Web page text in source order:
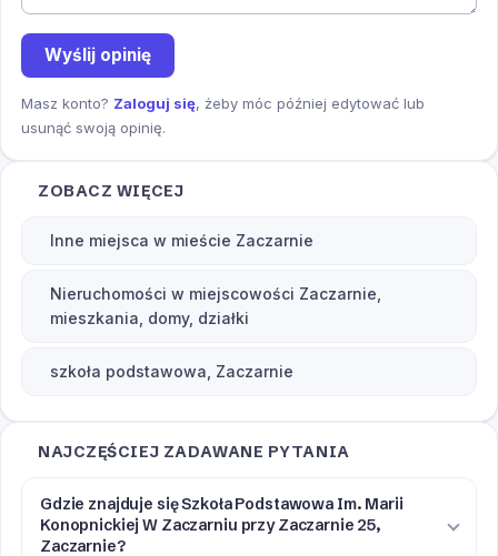
Wyślij opinię
Masz konto? Zaloguj się, żeby móc później edytować lub
usunąć swoją opinię.
ZOBACZ WIĘCEJ
Inne miejsca w mieście Zaczarnie
Nieruchomości w miejscowości Zaczarnie,
mieszkania, domy, działki
szkoła podstawowa, Zaczarnie
NAJCZĘŚCIEJ ZADAWANE PYTANIA
Gdzie znajduje się Szkoła Podstawowa Im. Marii
Konopnickiej W Zaczarniu przy Zaczarnie 25,
Zaczarnie?